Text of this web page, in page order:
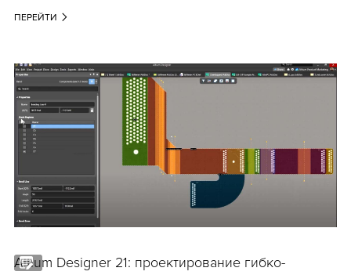
ПЕРЕЙТИ
Altium Designer 21: проектирование гибко-